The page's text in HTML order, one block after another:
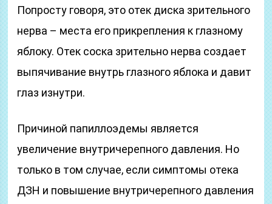
Попросту говоря, это отек диска зрительного
нерва – места его прикрепления к глазному
яблоку. Отек соска зрительно нерва создает
выпячивание внутрь глазного яблока и давит
глаз изнутри.
Причиной папиллоэдемы является
увеличение внутричерепного давления. Но
только в том случае, если симптомы отека
ДЗН и повышение внутричерепного давления